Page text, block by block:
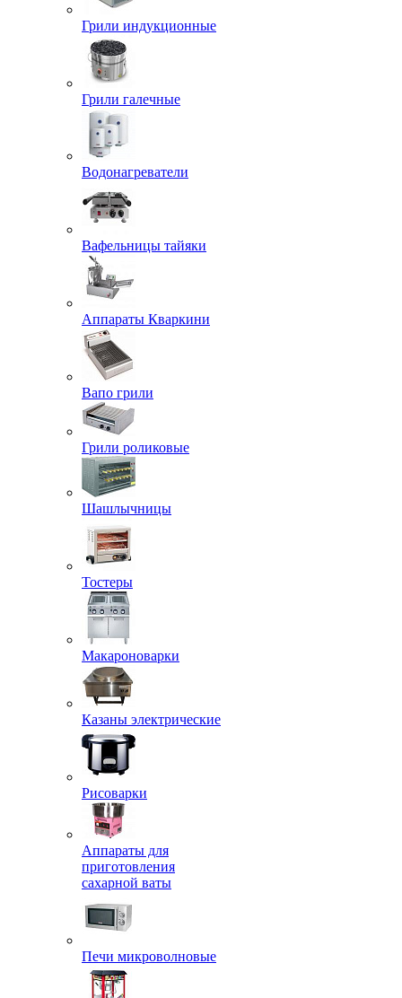
Грили индукционные
Грили галечные
Водонагреватели
Вафельницы тайяки
Аппараты Кваркини
Вапо грили
Грили роликовые
Шашлычницы
Тостеры
Макароноварки
Казаны электрические
Рисоварки
Аппараты для
приготовления
сахарной ваты
Печи микроволновые